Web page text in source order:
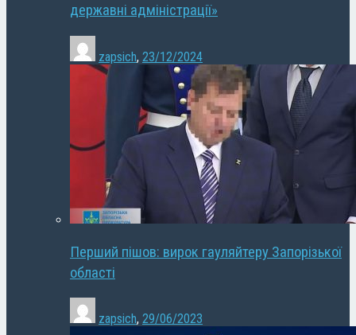
державні адміністрації»
zapsich, 23/12/2024
Перший пішов: вирок гауляйтеру Запорізької
області
zapsich, 29/06/2023